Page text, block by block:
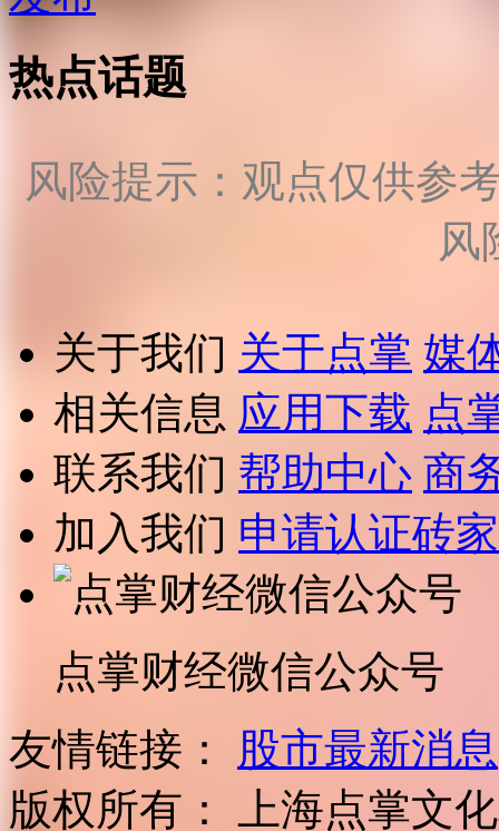
热点话题
风险提示：观点仅供参
风
关于我们 关于点掌 媒
相关信息 应用下载 点
联系我们 帮助中心 商
加入我们 申请认证砖家
点掌财经微信公众号
友情链接：
股市最新消息
版权所有：
上海点掌文